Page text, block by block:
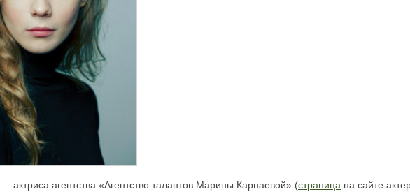
— актриса агентства «Агентство талантов Марины Карнаевой» (страница на сайте